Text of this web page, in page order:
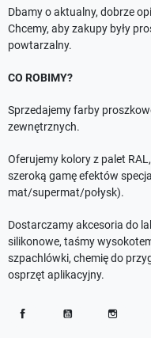
Dbamy o aktualny, dobrze
Chcemy, aby zakupy były
powtarzalny.
CO ROBIMY?
Sprzedajemy farby
zewnętrznych.
Oferujemy kolory z palet
szeroką gamę efektów
mat/supermat/połysk).
Dostarczamy akcesoria do
silikonowe, taśmy
szpachlówki, chemię do
osprzęt aplikacyjny.